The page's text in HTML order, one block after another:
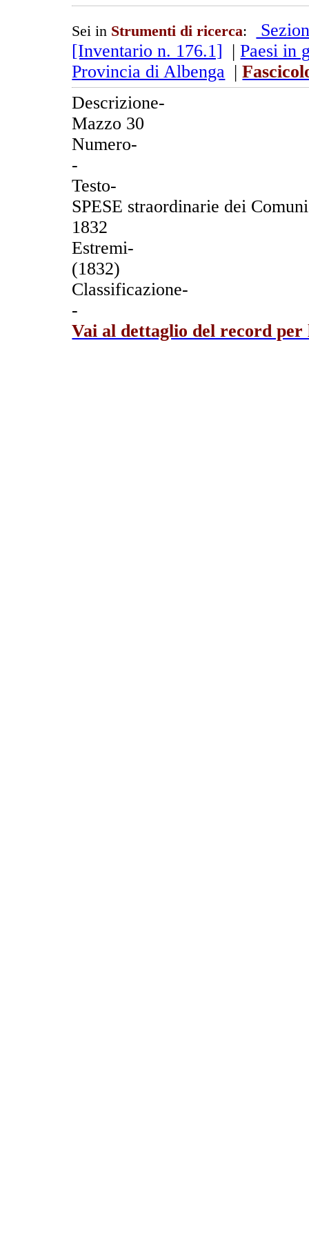
Sei in Strumenti di ricerca:
[Inventario n. 176.1] |Paesi in
Provincia di Albenga |
Descrizione-
Mazzo 30
Numero-
-
Testo-
SPESE straordinarie dei
1832
Estremi-
(1832)
Classificazione-
-
Vai al dettaglio del record per